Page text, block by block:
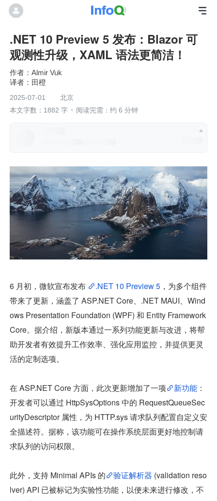
.NET 10 Preview 5 发布：Blazor 可
观测性升级，XAML 语法更简洁！
作者：Almir Vuk
田橙
2025-07-01
北京
本文字数：1882 字
阅读完需：约 6 分钟
6 月初，微软宣布发布 .NET 10 Preview 5 ，为多个组件
带来了更新，涵盖了 ASP.NET Core、.NET MAUI、Wind
ows Presentation Foundation (WPF) 和 Entity Framework
Core。据介绍，新版本通过一系列功能更新与改进，将帮
助开发者有效提升工作效率、强化应用监控，并提供更灵
活的定制选项。
在 ASP.NET Core 方面，此次更新增加了一项 新功能 ：
开发者可以通过 HttpSysOptions 中的 RequestQueueSec
urityDescriptor 属性，为 HTTP.sys 请求队列配置自定义安
全描述符。据称，该功能可在操作系统层面更好地控制请
求队列的访问权限。
此外，支持 Minimal APIs 的 验证解析器 (validation reso
lver) API 已被标记为实验性功能，以便未来进行修改，不